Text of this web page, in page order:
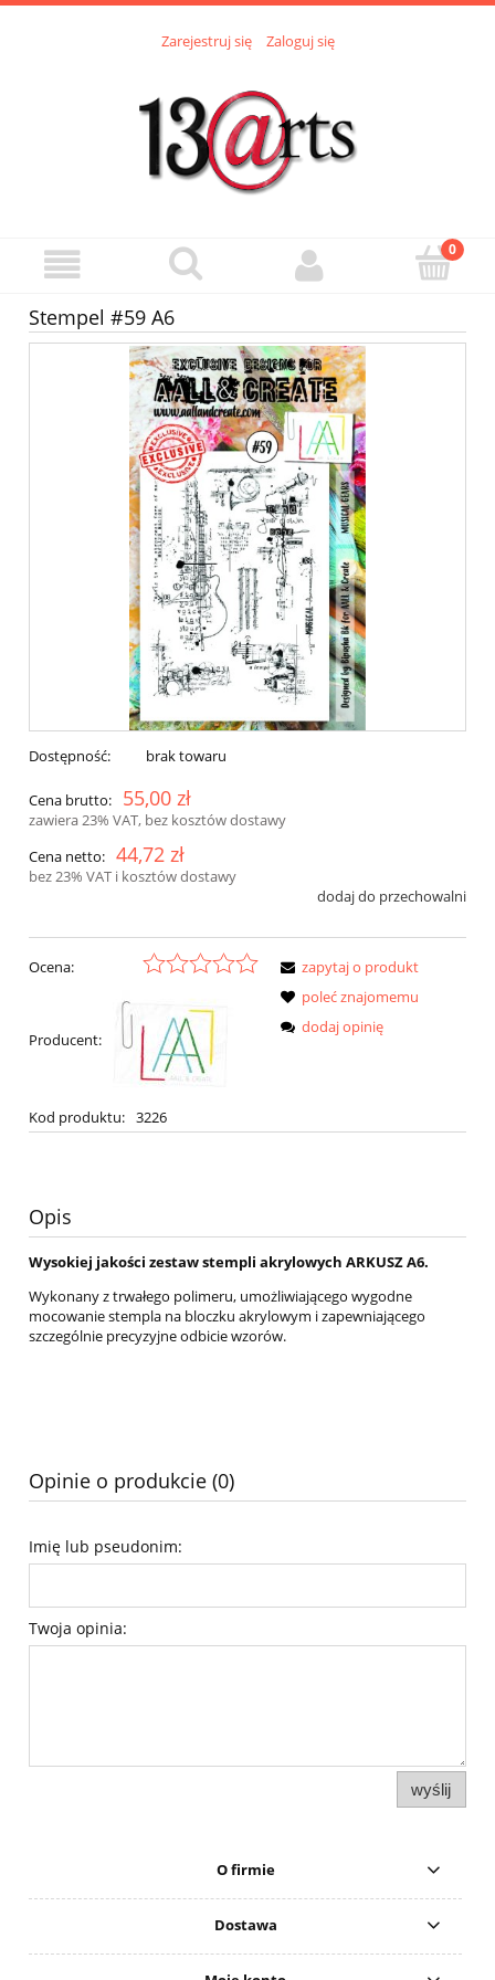
Zarejestruj się Zaloguj się
Stempel #59 A6
Dostępność: brak towaru
Cena brutto: 55,00 zł
zawiera 23% VAT, bez kosztów dostawy
Cena netto: 44,72 zł
bez 23% VAT i kosztów dostawy
dodaj do przechowalni
Ocena:
Producent:
Kod produktu: 3226
zapytaj o produkt
poleć znajomemu
dodaj opinię
Opis
Wysokiej jakości zestaw stempli akrylowych ARKUSZ A6.
Wykonany z trwałego polimeru, umożliwiającego wygodne
mocowanie stempla na bloczku akrylowym i zapewniającego
szczególnie precyzyjne odbicie wzorów.
Opinie o produkcie (0)
Imię lub pseudonim:
Twoja opinia:
wyślij
O firmie
Dostawa